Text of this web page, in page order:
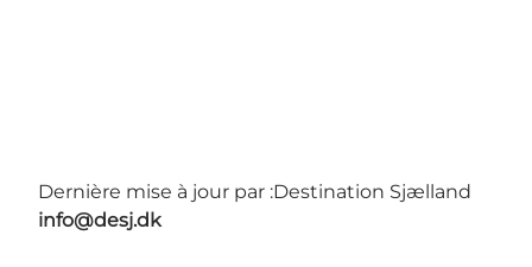
Dernière mise à jour par :Destination Sjælland
info@desj.dk